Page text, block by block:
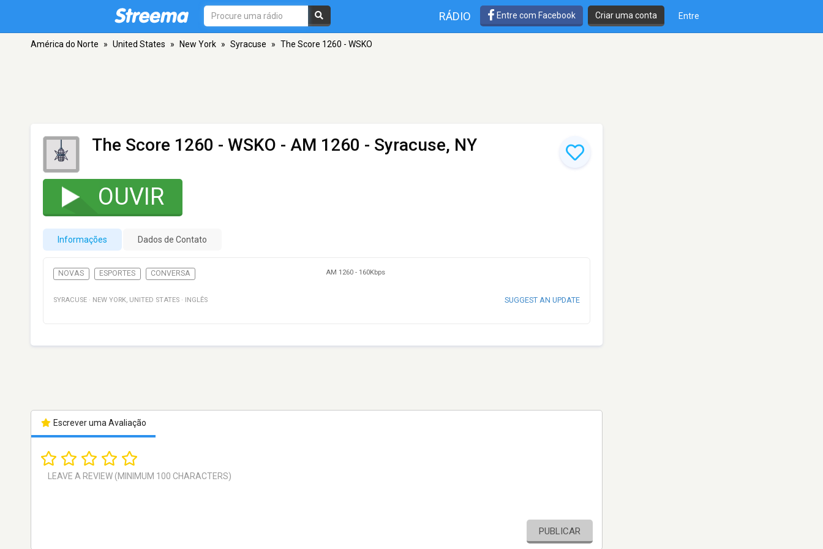
RÁDIO Entre com Facebook Criar uma conta Entre
América do Norte » United States » New York » Syracuse » The Score 1260 - WSKO
The Score 1260 - WSKO - AM 1260 - Syracuse, NY
OUVIR
Informações Dados de Contato
NOVAS ESPORTES CONVERSA AM 1260 - 160Kbps
SYRACUSE · NEW YORK, UNITED STATES · INGLÊS SUGGEST AN UPDATE
Escrever uma Avaliação
PUBLICAR